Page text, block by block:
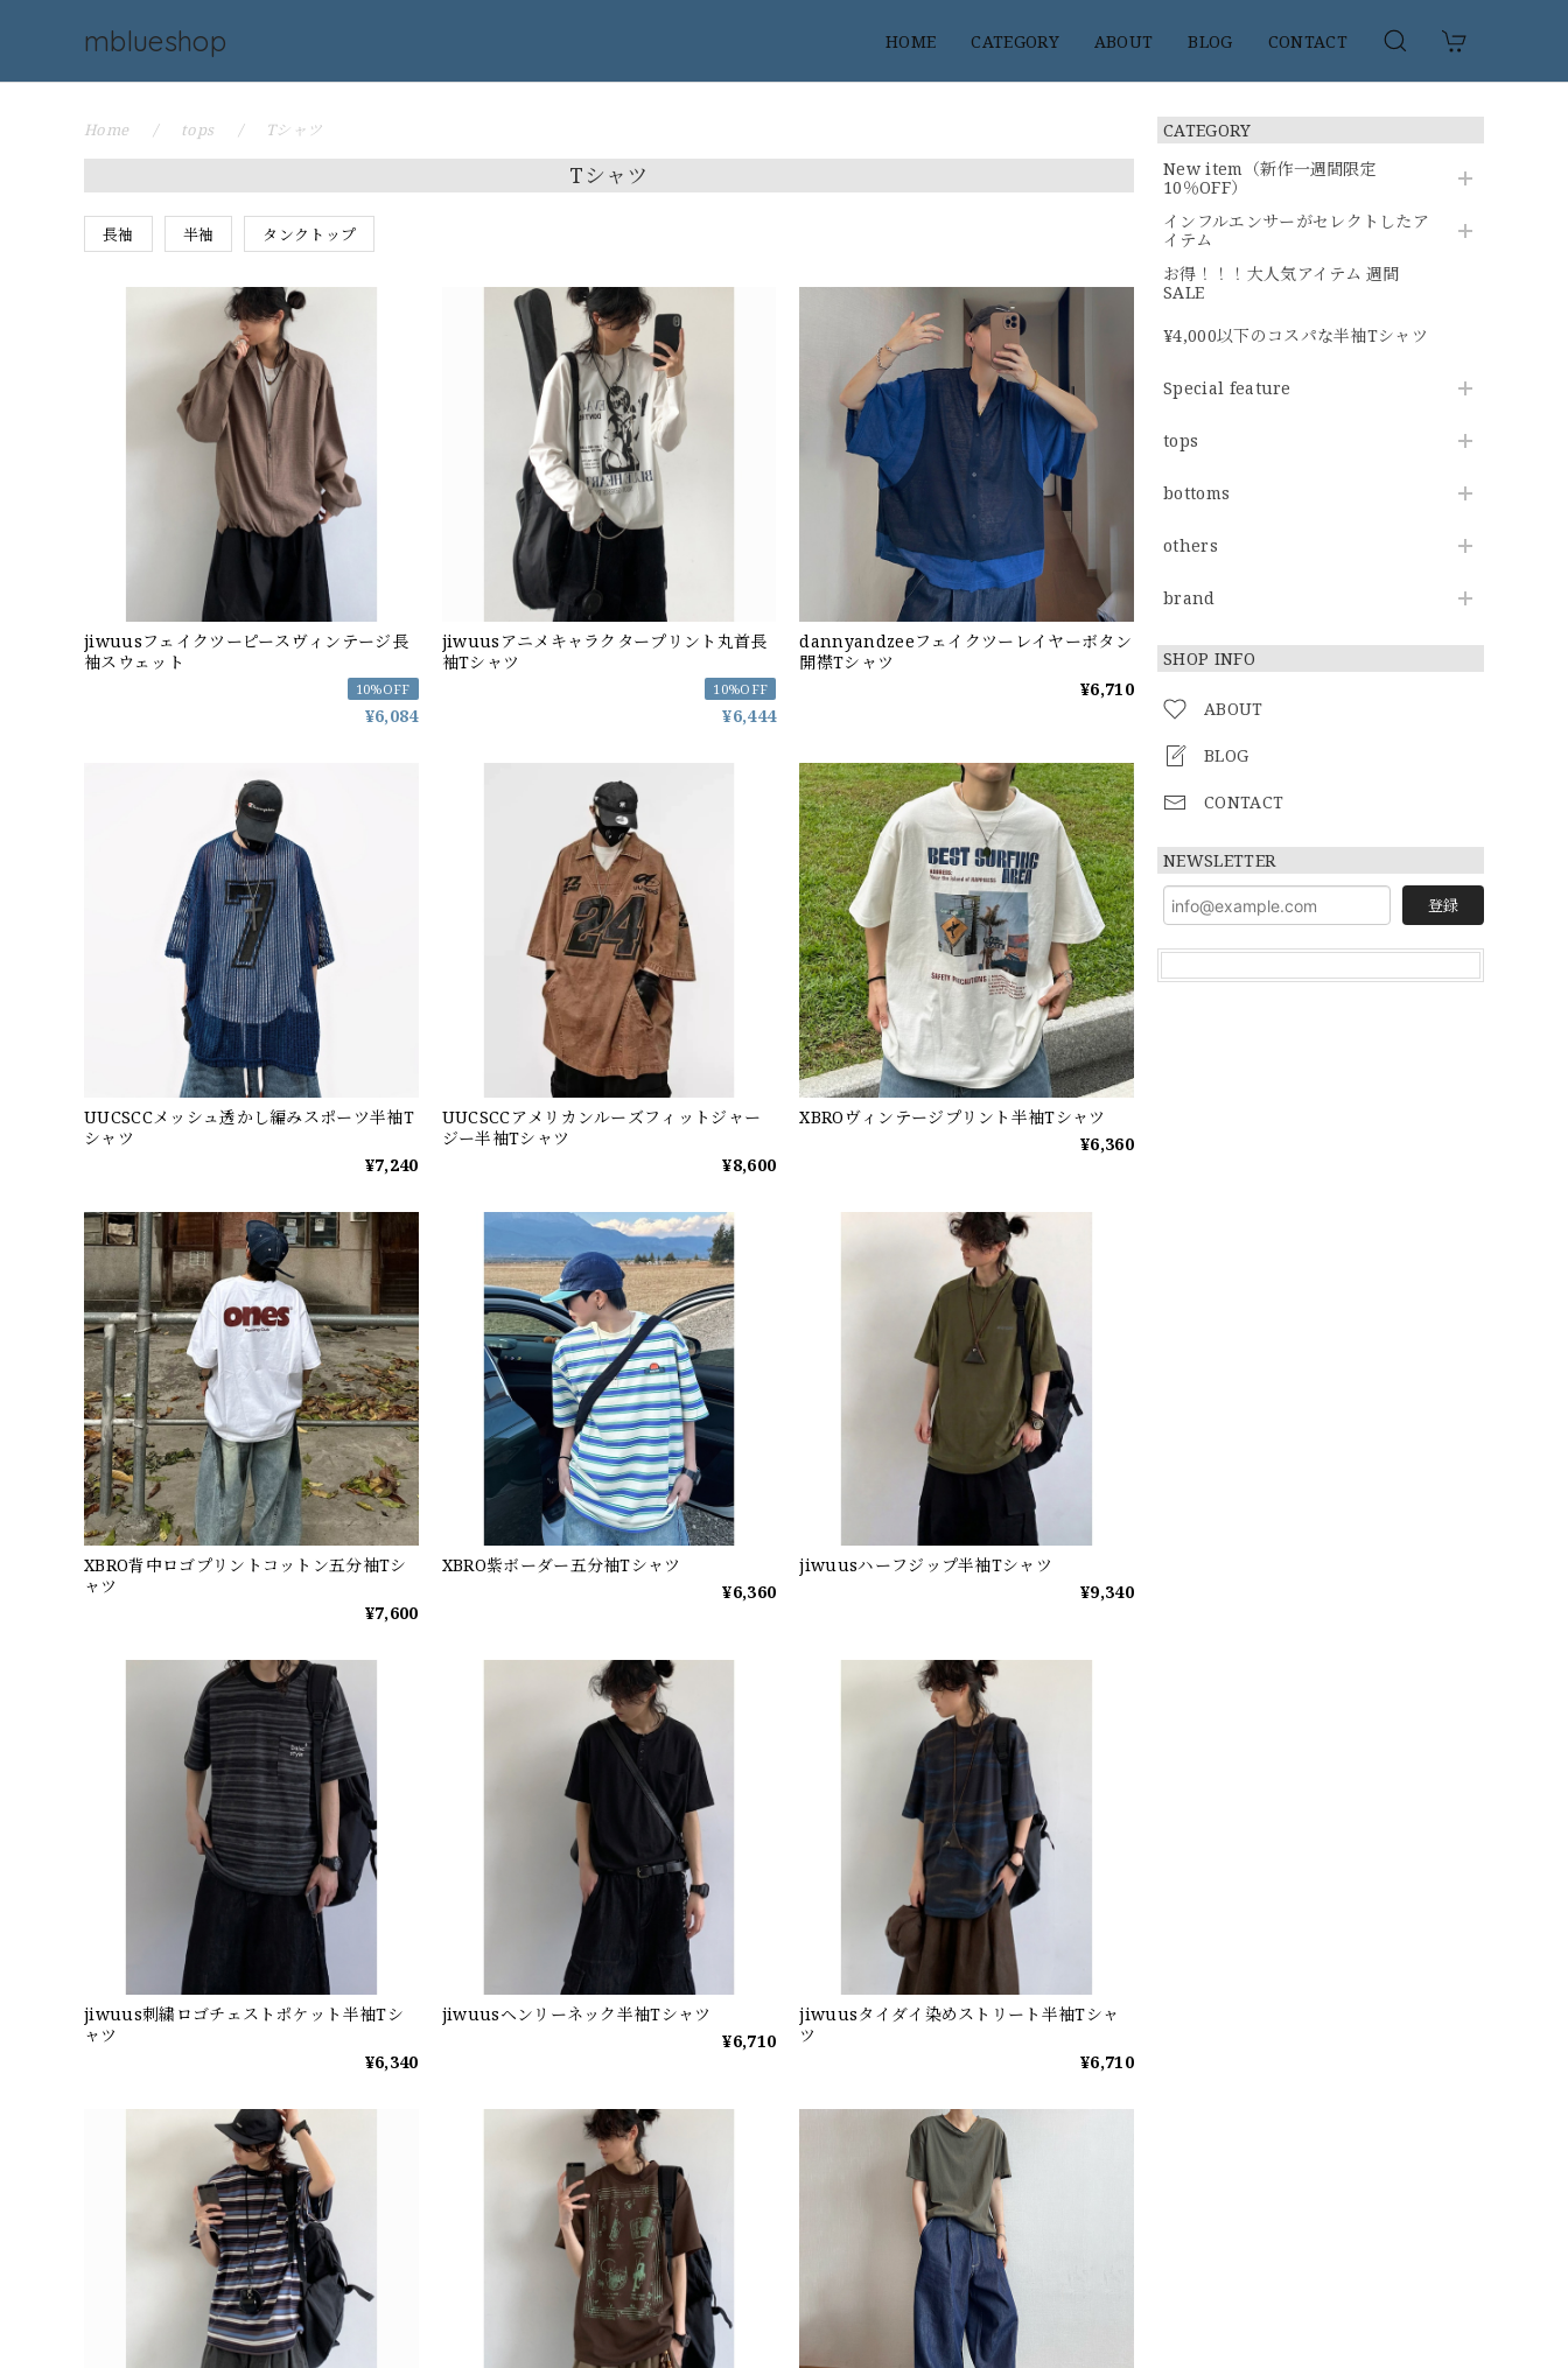
mblueshop HOME CATEGORY ABOUT BLOG CONTACT
CATEGORY
New item（新作一週間限定
10％OFF）
インフルエンサーがセレクトしたア
イテム
お得！！！大人気アイテム 週間
SALE
¥4,000以下のコスパな半袖Tシャツ
Special feature
tops
bottoms
others
brand
SHOP INFO
ABOUT
BLOG
CONTACT
NEWSLETTER
登録
Home tops Tシャツ
Tシャツ
長袖 半袖 タンクトップ
jiwuusフェイクツーピースヴィンテージ長
袖スウェット
10%OFF
¥6,084
jiwuusアニメキャラクタープリント丸首長
袖Tシャツ
10%OFF
¥6,444
dannyandzeeフェイクツーレイヤーボタン
開襟Tシャツ
¥6,710
UUCSCCメッシュ透かし編みスポーツ半袖T
シャツ
¥7,240
UUCSCCアメリカンルーズフィットジャー
ジー半袖Tシャツ
¥8,600
XBROヴィンテージプリント半袖Tシャツ
¥6,360
XBRO背中ロゴプリントコットン五分袖Tシ
ャツ
¥7,600
XBRO紫ボーダー五分袖Tシャツ
¥6,360
jiwuusハーフジップ半袖Tシャツ
¥9,340
jiwuus刺繍ロゴチェストポケット半袖Tシ
ャツ
¥6,340
jiwuusヘンリーネック半袖Tシャツ
¥6,710
jiwuusタイダイ染めストリート半袖Tシャ
ツ
¥6,710